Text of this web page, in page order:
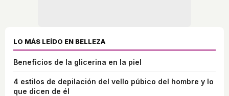
LO MÁS LEÍDO EN BELLEZA
Beneficios de la glicerina en la piel
4 estilos de depilación del vello púbico del hombre y lo
que dicen de él